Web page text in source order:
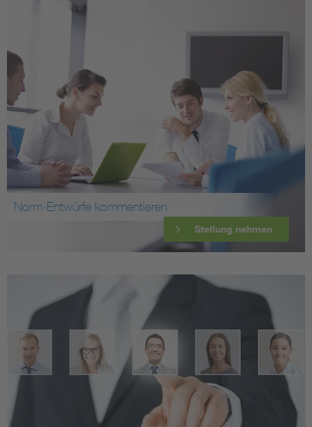
Norm-Entwürfe kommentieren
Stellung nehmen